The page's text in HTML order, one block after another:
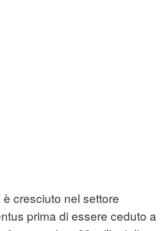
cresciuto nel settore
prima di essere ceduto a